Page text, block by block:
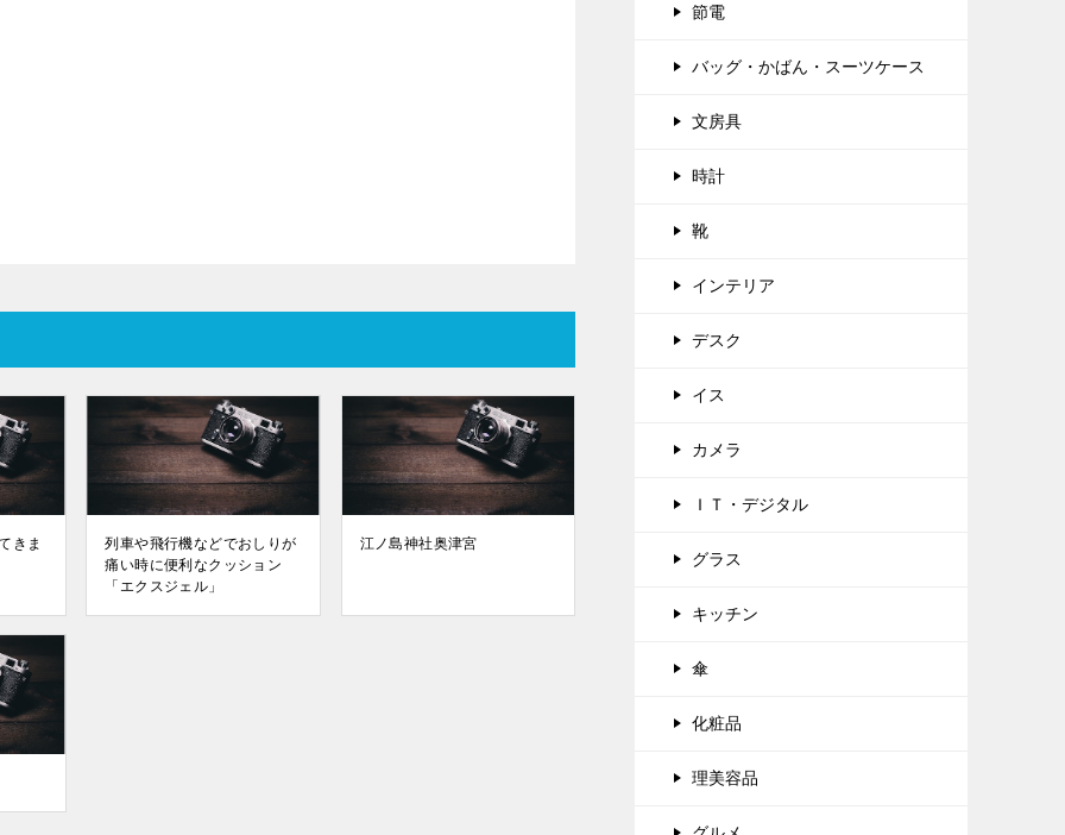
きま
列車や飛行機などでおしりが
痛い時に便利なクッション
「エクスジェル」
江ノ島神社奥津宮
節電
バッグ・かばん・スーツケース
文房具
時計
靴
インテリア
デスク
イス
カメラ
ＩＴ・デジタル
グラス
キッチン
傘
化粧品
理美容品